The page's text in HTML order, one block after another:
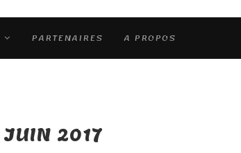
PARTENAIRES A PROPOS
2017